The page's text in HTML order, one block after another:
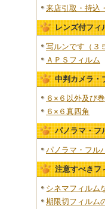
来店引取・持込
レンズ付フィ
写ルンです（３
ＡＰＳフィルム
中判カメラ・
６×６以外及び
６×６真四角
パノラマ・フ
パノラマ・フル
注意すべきフ
シネマフィルム
期限切フィルム